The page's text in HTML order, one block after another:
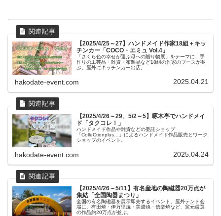
【2025/4/25～27】ハンドメイド作家18組＋キッ
チンカー「COCO・エミュ Vol.4」
「さくら色の幸せが運ぶ母への贈り物展」をテーマに、手
作りの工芸品・雑貨・布製品など18組の作家のブースが並
ぶ。屋外にキッチンカー出店。
hakodate-event.com 2025.04.21
【2025/4/26～29、5/2～5】啄木亭でハンドメイ
ド「タクコレ！」
ハンドメイド作品や雑貨などの委託ショップ
「ColleCtionplus…」によるハンドメイド作品販売とワーク
ショップのイベント。
hakodate-event.com 2025.04.24
【2025/4/26～5/11】有名産地の陶磁器20万点が
集結「全国陶器まつり」
全国の有名陶磁器を展示即売するイベント。屋外テント会
場に、有田焼・伊万里焼・美濃焼・信楽焼など、窯元厳選
の作品約20万点が並ぶ。